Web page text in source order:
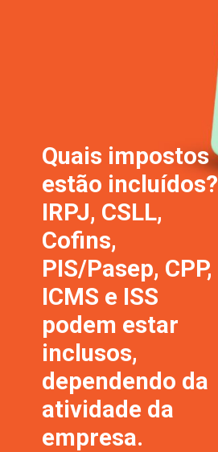
Quais impostos
estão incluídos?
IRPJ, CSLL,
Cofins,
PIS/Pasep, CPP,
ICMS e ISS
podem estar
inclusos,
dependendo da
atividade da
empresa.